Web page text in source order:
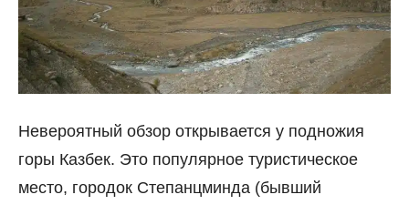
Невероятный обзор открывается у подножия
горы Казбек. Это популярное туристическое
место, городок Степанцминда (бывший